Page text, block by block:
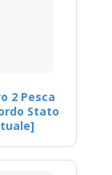
2 Pesca
Stato